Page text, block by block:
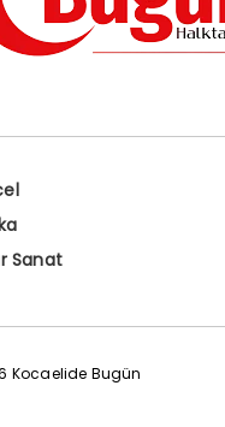
Sanat
Kocaelide Bugün